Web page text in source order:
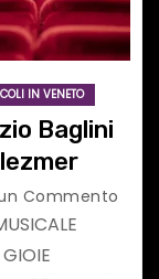
IN VENETO
Baglini
Commento